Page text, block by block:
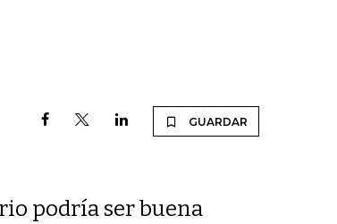
GUARDAR
podría ser buena